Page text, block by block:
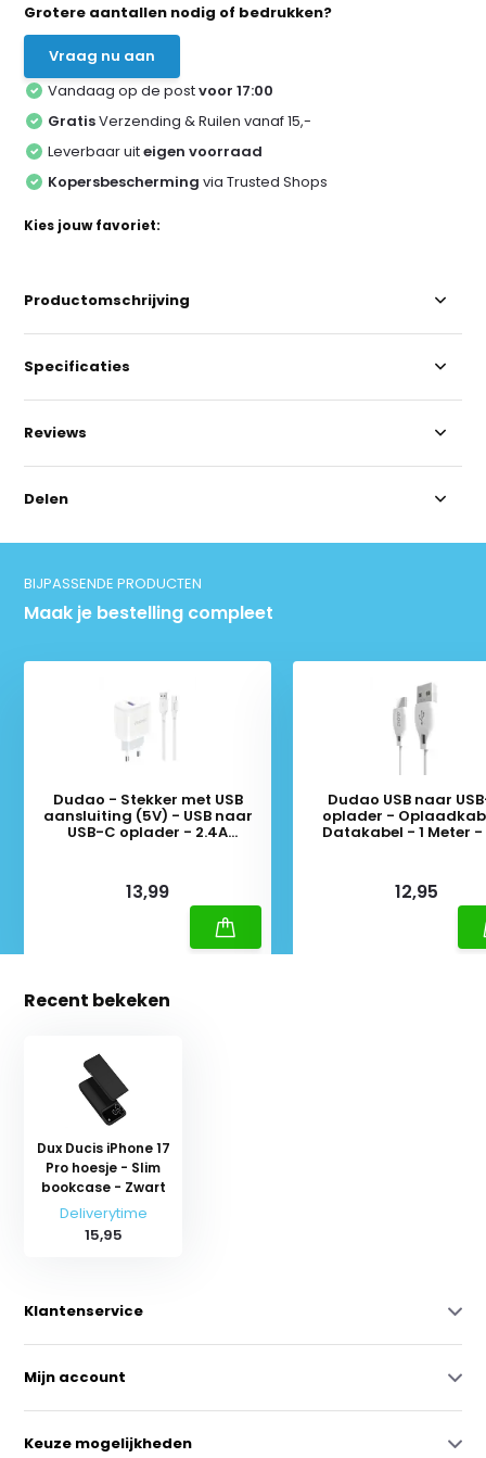
Grotere aantallen nodig of bedrukken?
Vraag nu aan
Vandaag op de postvoor 17:00
GratisVerzending & Ruilen vanaf 15,-
Leverbaar uiteigen voorraad
Kopersbescherming via Trusted Shops
Kies jouw favoriet:
Productomschrijving
Specificaties
Reviews
Delen
BIJPASSENDE PRODUCTEN
Maak je bestelling compleet
Dudao - Stekker met USB
aansluiting (5V) - USB naar
USB-C oplader - 2.4A
13,99
Dudao USB naar
oplader -
Datakabel - 1 Meter -
12,95
Recent bekeken
Dux Ducis iPhone 17
Pro hoesje - Slim
bookcase - Zwart
Deliverytime
15,95
Klantenservice
Mijn account
Keuze mogelijkheden